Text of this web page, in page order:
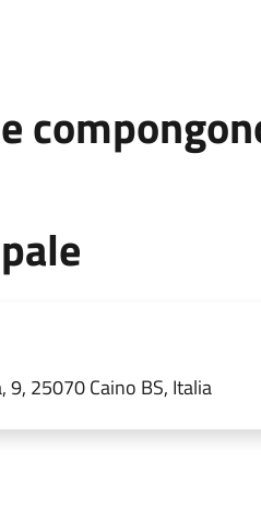
9, 25070 Caino BS, Italia